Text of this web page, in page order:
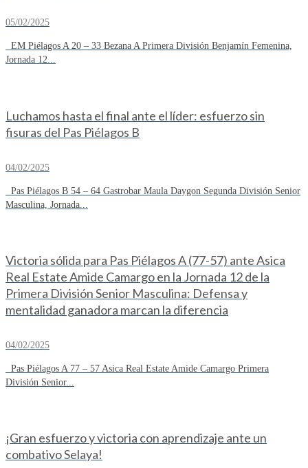
05/02/2025
EM Piélagos A 20 – 33 Bezana A Primera División Benjamín Femenina,
Jornada 12...
Luchamos hasta el final ante el líder: esfuerzo sin
fisuras del Pas Piélagos B
04/02/2025
Pas Piélagos B 54 – 64 Gastrobar Maula Daygon Segunda División Senior
Masculina, Jornada...
Victoria sólida para Pas Piélagos A (77-57) ante Asica
Real Estate Amide Camargo en la Jornada 12 de la
Primera División Senior Masculina: Defensa y
mentalidad ganadora marcan la diferencia
04/02/2025
Pas Piélagos A 77 – 57 Asica Real Estate Amide Camargo Primera
División Senior...
¡Gran esfuerzo y victoria con aprendizaje ante un
combativo Selaya!